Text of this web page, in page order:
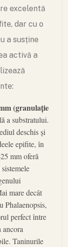
excelentă
dar cu o
a susține
activă a
(granulație
a substratului.
deschis și
epifite, în
mm oferă
mare decât
Phalaenopsis,
perfect între
ancora
Taninurile